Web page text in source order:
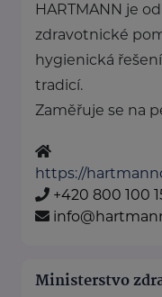
HARTMANN je
zdravotnické
hygienická
tradicí.
Zaměřuje se na
https://
+420 800 100
Ministerstvo